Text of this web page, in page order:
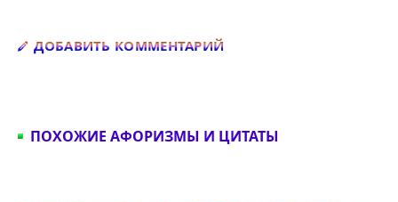
ДОБАВИТЬ КОММЕНТАРИЙ
ПОХОЖИЕ АФОРИЗМЫ И ЦИТАТЫ